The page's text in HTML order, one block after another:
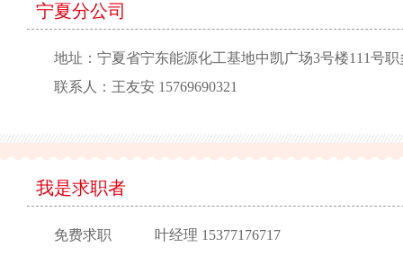
宁夏分公司
地址：宁夏省宁东能源化工基地中凯广场3号楼111号
联系人：王友安 15769690321
我是求职者
免费求职
叶经理 15377176717